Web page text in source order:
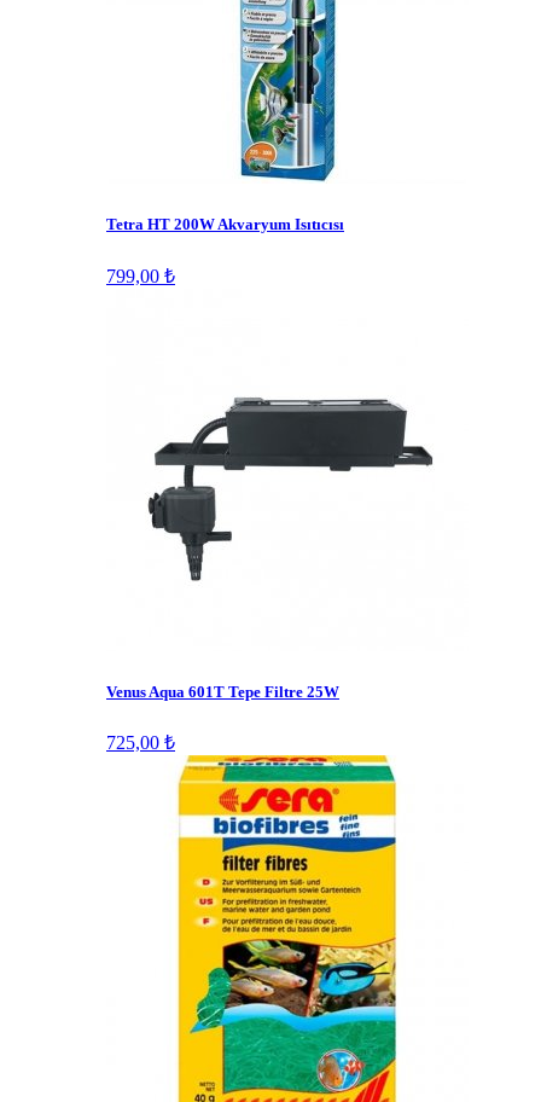
Tetra HT 200W Akvaryum Isıtıcısı
799,00 ₺
Venus Aqua 601T Tepe Filtre 25W
725,00 ₺